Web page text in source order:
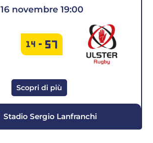
16 novembre 19:00
14 - 57
Stadio Sergio Lanfranchi
Scopri di più